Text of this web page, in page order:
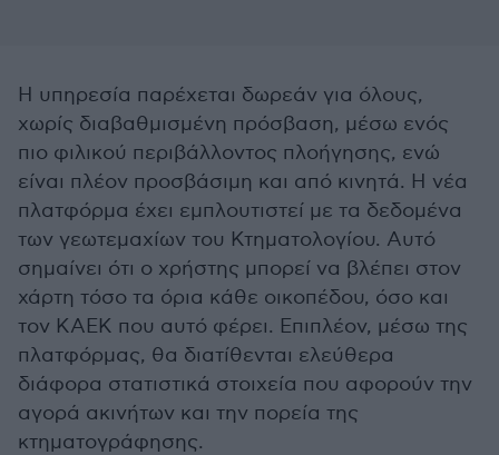
Η υπηρεσία παρέχεται δωρεάν για όλους,
χωρίς διαβαθμισμένη πρόσβαση, μέσω ενός
πιο φιλικού περιβάλλοντος πλοήγησης, ενώ
είναι πλέον προσβάσιμη και από κινητά. Η νέα
πλατφόρμα έχει εμπλουτιστεί με τα δεδομένα
των γεωτεμαχίων του Κτηματολογίου. Αυτό
σημαίνει ότι ο χρήστης μπορεί να βλέπει στον
χάρτη τόσο τα όρια κάθε οικοπέδου, όσο και
τον ΚΑΕΚ που αυτό φέρει. Επιπλέον, μέσω της
πλατφόρμας, θα διατίθενται ελεύθερα
διάφορα στατιστικά στοιχεία που αφορούν την
αγορά ακινήτων και την πορεία της
κτηματογράφησης.